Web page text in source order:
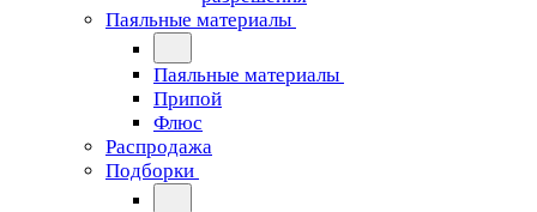
Паяльные материалы
Паяльные материалы
Припой
Флюс
Распродажа
Подборки